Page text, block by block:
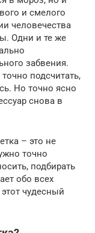
и смелого
человечества
Одни и те же
забвения.
подсчитать,
Но точно ясно
снова в
– это не
точно
подбирать
обо всех
чудесный